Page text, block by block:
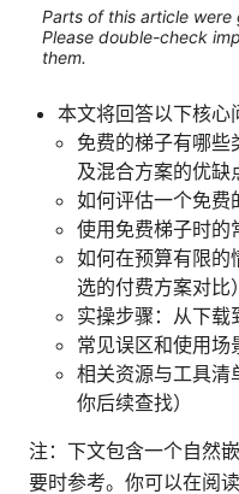
Parts of this article were
Please double-check
them.
本文将回答以下核心
免费的梯子有哪些
及混合方案的优缺
如何评估一个免费
使用免费梯子时的
如何在预算有限的
选的付费方案对比）
实操步骤：从下载
常见误区和使用场
相关资源与工具清
你后续查找）
注：下文包含一个自然
要时参考。你可以在阅